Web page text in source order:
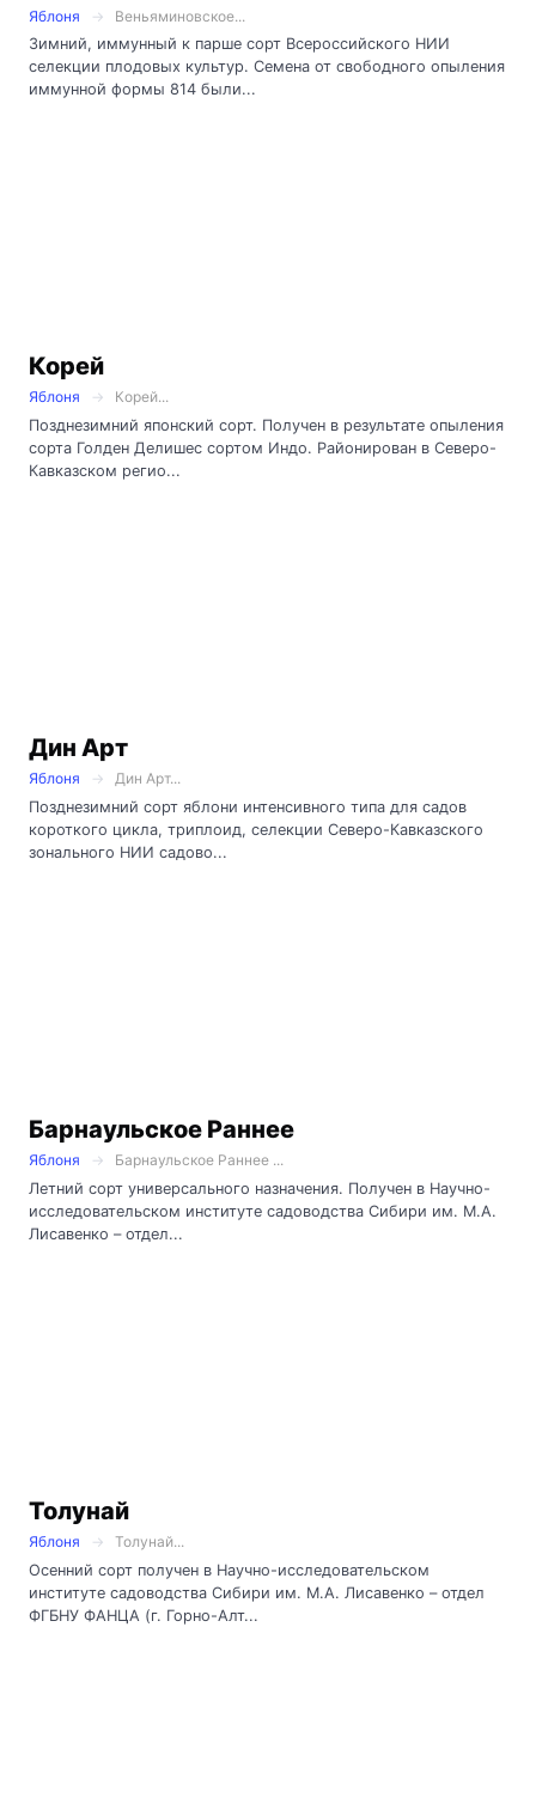
Яблоня
Веньяминовское...
Зимний, иммунный к парше сорт Всероссийского НИИ
селекции плодовых культур. Семена от свободного опыления
иммунной формы 814 были...
Корей
Яблоня
Корей...
Позднезимний японский сорт. Получен в результате опыления
сорта Голден Делишес сортом Индо. Районирован в Северо-
Кавказском регио...
Дин Арт
Яблоня
Дин Арт...
Позднезимний сорт яблони интенсивного типа для садов
короткого цикла, триплоид, селекции Северо-Кавказского
зонального НИИ садово...
Барнаульское Раннее
Яблоня
Барнаульское Раннее ...
Летний сорт универсального назначения. Получен в Научно-
исследовательском институте садоводства Сибири им. М.А.
Лисавенко – отдел...
Толунай
Яблоня
Толунай...
Осенний сорт получен в Научно-исследовательском
институте садоводства Сибири им. М.А. Лисавенко – отдел
ФГБНУ ФАНЦА (г. Горно-Алт...